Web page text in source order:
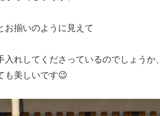
お揃いのように見えて
入れしてくださっているのでしょうか、
も美しいです😉